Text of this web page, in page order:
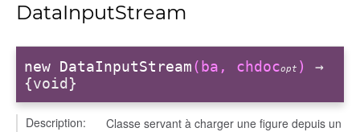
DataInputStream
new DataInputStream(ba, chdocopt )
→
{void}
Description:
Classe servant à charger une figure depuis un